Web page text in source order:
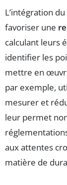
L’intégration du
favoriser une
calculant leurs
identifier les
mettre en
par exemple,
mesurer et
leur permet
aux attentes
matière de